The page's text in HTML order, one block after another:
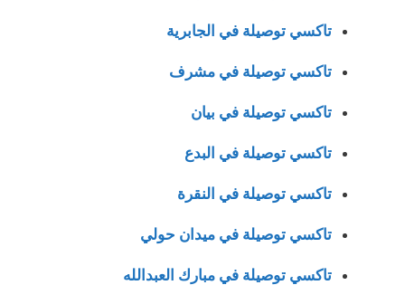
تاكسي توصيلة في الجابرية
تاكسي توصيلة في مشرف
تاكسي توصيلة في بيان
تاكسي توصيلة في البدع
تاكسي توصيلة في النقرة
تاكسي توصيلة في ميدان حولي
تاكسي توصيلة في مبارك العبدالله